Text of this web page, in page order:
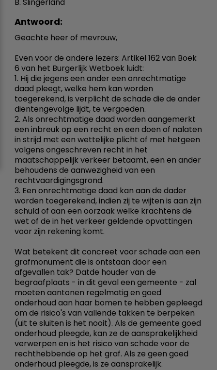
Antwoord:
Geachte heer of mevrouw,
Even voor de andere lezers: Artikel 162 van Boek
6 van het Burgerlijk Wetboek luidt:
1. Hij die jegens een ander een onrechtmatige
daad pleegt, welke hem kan worden
toegerekend, is verplicht de schade die de ander
dientengevolge lijdt, te vergoeden.
2. Als onrechtmatige daad worden aangemerkt
een inbreuk op een recht en een doen of nalaten
in strijd met een wettelijke plicht of met hetgeen
volgens ongeschreven recht in het
maatschappelijk verkeer betaamt, een en ander
behoudens de aanwezigheid van een
rechtvaardigingsgrond.
3. Een onrechtmatige daad kan aan de dader
worden toegerekend, indien zij te wijten is aan zijn
schuld of aan een oorzaak welke krachtens de
wet of de in het verkeer geldende opvattingen
voor zijn rekening komt.
Wat betekent dit concreet voor schade aan een
grafmonument die is ontstaan door een
afgevallen tak? Datde houder van de
begraafplaats - in dit geval een gemeente - zal
moeten aantonen regelmatig en goed
onderhoud aan haar bomen te hebben gepleegd
om de risico's van vallende takken te berpeken
(uit te sluiten is het nooit). Als de gemeente goed
onderhoud pleegde, kan ze de aansprakelijkheid
verwerpen en is het risico van schade voor de
rechthebbende op het graf. Als ze geen goed
onderhoud pleegde, is ze aansprakelijk.